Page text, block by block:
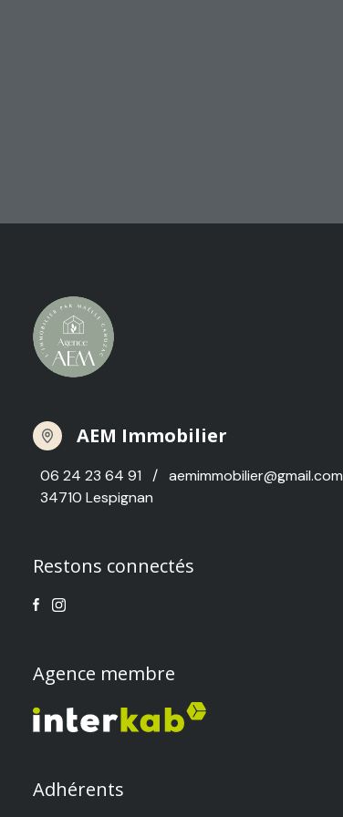
AEM Immobilier
06 24 23 64 91 / aemimmobilier@gmail.com
34710 Lespignan
Restons connectés
Agence membre
Adhérents